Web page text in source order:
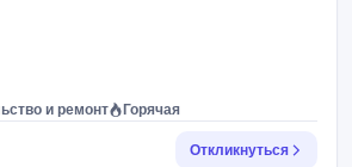
и ремонт Горячая
Откликнуться